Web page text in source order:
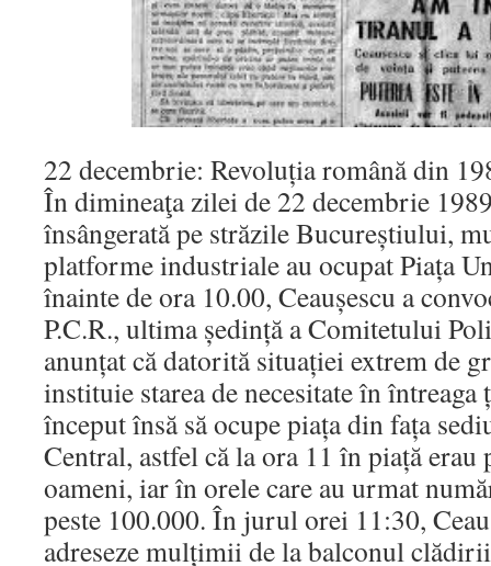
22 decembrie: Revoluția română din
În dimineaţa zilei de 22 decembrie
însângerată pe străzile Bucureștiului,
platforme industriale au ocupat Piața
înainte de ora 10.00, Ceaușescu a
P.C.R., ultima ședință a Comitetului
anunțat că datorită situației extrem de
instituie starea de necesitate în întreaga
început însă să ocupe piața din fața
Central, astfel că la ora 11 în piață erau
oameni, iar în orele care au urmat
peste 100.000. În jurul orei 11:30,
adreseze mulțimii de la balconul